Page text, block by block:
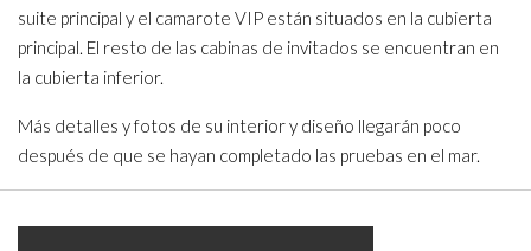
suite principal y el camarote VIP están situados en la cubierta
principal. El resto de las cabinas de invitados se encuentran en
la cubierta inferior.
Más detalles y fotos de su interior y diseño llegarán poco
después de que se hayan completado las pruebas en el mar.